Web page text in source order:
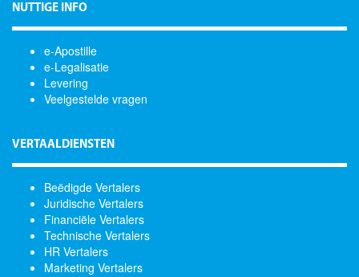
NUTTIGE INFO
e-Apostille
e-Legalisatie
Levering
Veelgestelde vragen
VERTAALDIENSTEN
Beëdigde Vertalers
Juridische Vertalers
Financiële Vertalers
Technische Vertalers
HR Vertalers
Marketing Vertalers